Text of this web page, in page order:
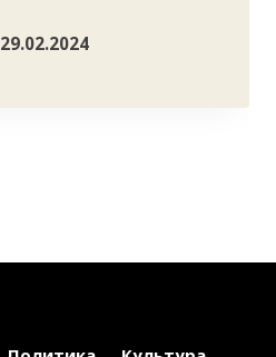
29.02.2024